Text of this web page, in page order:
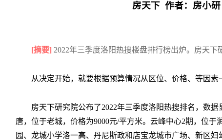
房天下 作者：房小
[摘要] 2022年三季度洛阳热搜楼盘排行榜出炉。房天
从决定开始，就要根据预算情况从区位、价格、等因
房天下研究院公布了2022年三季度洛阳热搜排名，数
唐，位于老城，价格为9000元/平方米。云峰中心2期，位
园、龙城小学洛一高、丹尼斯政和店宝龙城市广场、新区妇